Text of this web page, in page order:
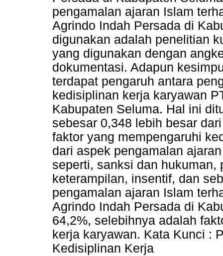
pengamalan ajaran Islam
Agrindo Indah Persada di
digunakan adalah penelitian
yang digunakan dengan
dokumentasi. Adapun
terdapat pengaruh antara
kedisiplinan kerja karyawan
Kabupaten Seluma. Hal ini
sebesar 0,348 lebih besar
faktor yang mempengaruhi
dari aspek pengamalan
seperti, sanksi dan
keterampilan, insentif, dan
pengamalan ajaran Islam
Agrindo Indah Persada di
64,2%, selebihnya adalah
kerja karyawan. Kata Kunci :
Kedisiplinan Kerja